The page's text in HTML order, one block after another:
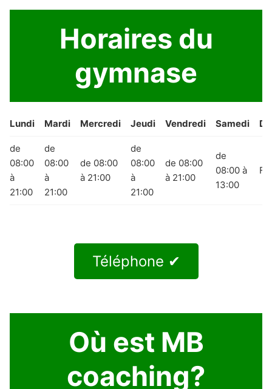
Horaires du
gymnase
Lundi Mardi Mercredi Jeudi Vendredi Samedi
de
08:00
à
21:00
de
08:00
à
21:00
de 08:00
à 21:00
de
08:00
à
21:00
de 08:00
à 21:00
de
08:00 à
13:00
Téléphone ✔
Où est MB
coaching?